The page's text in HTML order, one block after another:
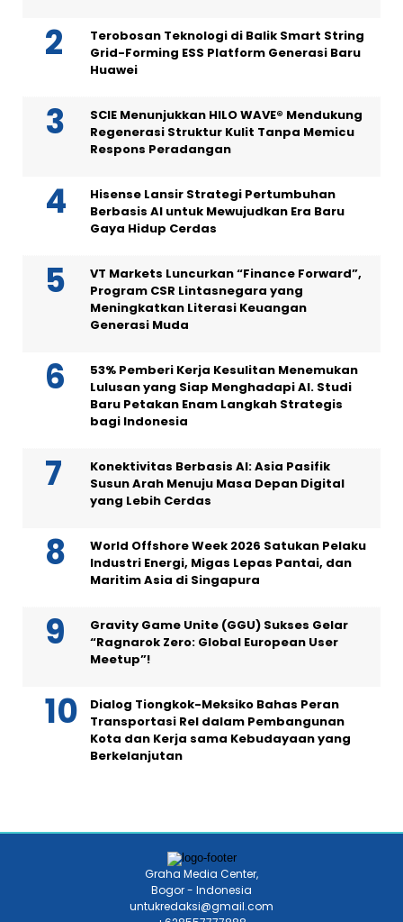
Terobosan Teknologi di Balik Smart String
Grid-Forming ESS Platform Generasi Baru
Huawei
SCIE Menunjukkan HILO WAVE® Mendukung
Regenerasi Struktur Kulit Tanpa Memicu
Respons Peradangan
Hisense Lansir Strategi Pertumbuhan
Berbasis AI untuk Mewujudkan Era Baru
Gaya Hidup Cerdas
VT Markets Luncurkan “Finance Forward”,
Program CSR Lintasnegara yang
Meningkatkan Literasi Keuangan
Generasi Muda
53% Pemberi Kerja Kesulitan Menemukan
Lulusan yang Siap Menghadapi AI. Studi
Baru Petakan Enam Langkah Strategis
bagi Indonesia
Konektivitas Berbasis AI: Asia Pasifik
Susun Arah Menuju Masa Depan Digital
yang Lebih Cerdas
World Offshore Week 2026 Satukan Pelaku
Industri Energi, Migas Lepas Pantai, dan
Maritim Asia di Singapura
Gravity Game Unite (GGU) Sukses Gelar
“Ragnarok Zero: Global European User
Meetup”!
Dialog Tiongkok-Meksiko Bahas Peran
Transportasi Rel dalam Pembangunan
Kota dan Kerja sama Kebudayaan yang
Berkelanjutan
Graha Media Center,
Bogor - Indonesia
untukredaksi@gmail.com